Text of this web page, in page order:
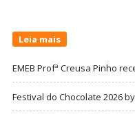
Leia mais
EMEB Profª Creusa Pinho
Festival do Chocolate 2026